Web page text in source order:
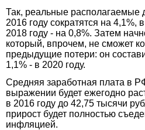
Так, реальные располагаемые
2016 году сократятся на 4,1%,
2018 году - на 0,8%. Затем
который, впрочем, не сможет
предыдущие потери: он
1,1% - в 2020 году.
Средняя заработная плата в
выражении будет ежегодно
в 2016 году до 42,75 тысячи
прирост будет полностью
инфляцией.